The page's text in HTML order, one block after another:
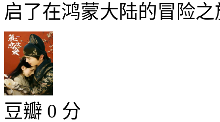
启了在鸿蒙大陆的冒险
豆瓣 0 分